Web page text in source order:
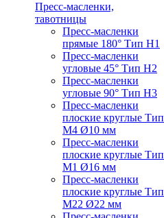
Пресс-масленки,
тавотницы
Пресс-масленки
прямые 180° Тип H1
Пресс-масленки
угловые 45° Тип H2
Пресс-масленки
угловые 90° Тип H3
Пресс-масленки
плоские круглые Тип
M4 Ø10 мм
Пресс-масленки
плоские круглые Тип
M1 Ø16 мм
Пресс-масленки
плоские круглые Тип
M22 Ø22 мм